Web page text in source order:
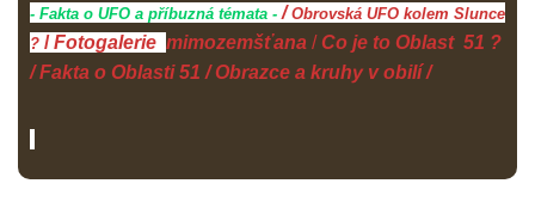
- Fakta o UFO a příbuzná témata - /Obrovská UFO kolem Slunce
? /Fotogalerie mimozemšťana /Co je to Oblast 51 ?
/ Fakta o Oblasti 51 / Obrazce a kruhy v obilí /